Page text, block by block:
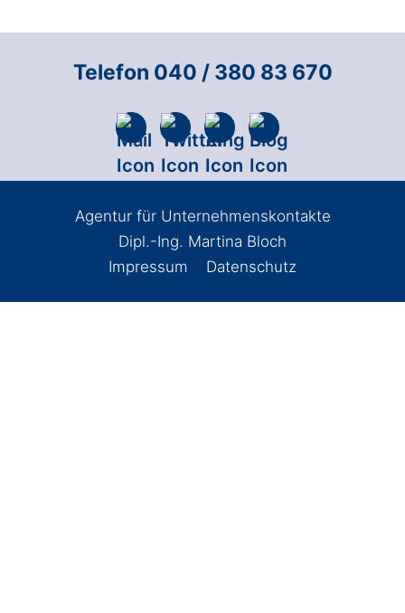
Telefon 040 / 380 83 670
Agentur für Unternehmenskontakte
Dipl.-Ing. Martina Bloch
Impressum
Datenschutz